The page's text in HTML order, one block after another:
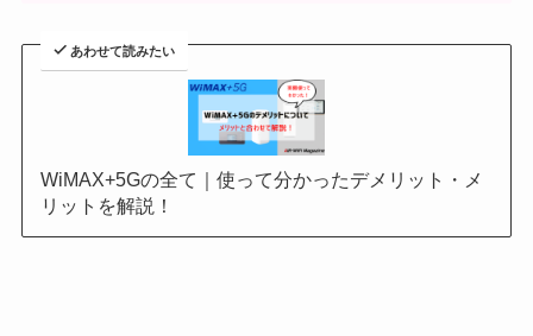
あわせて読みたい
WiMAX+5Gの全て｜使って分かったデメリット・メ
リットを解説！